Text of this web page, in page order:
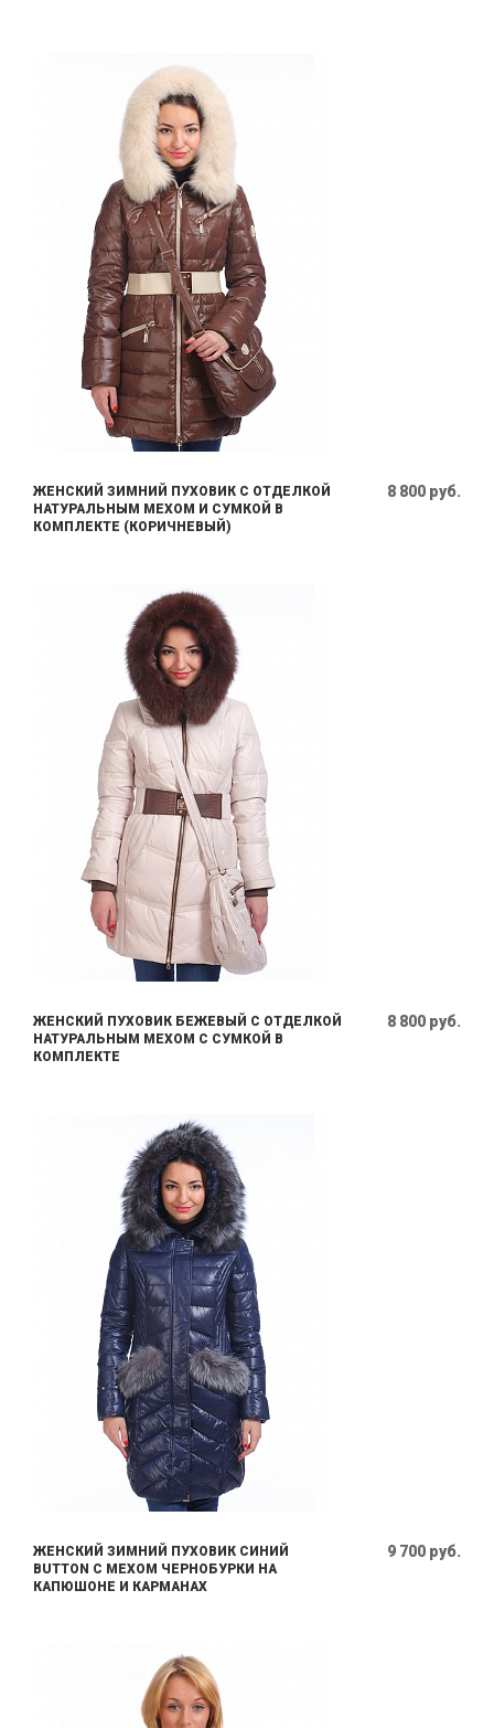
ЖЕНСКИЙ ЗИМНИЙ ПУХОВИК С ОТДЕЛКОЙ
НАТУРАЛЬНЫМ МЕХОМ И СУМКОЙ В
КОМПЛЕКТЕ (КОРИЧНЕВЫЙ)
8 800 руб.
ЖЕНСКИЙ ПУХОВИК БЕЖЕВЫЙ С ОТДЕЛКОЙ
НАТУРАЛЬНЫМ МЕХОМ С СУМКОЙ В
КОМПЛЕКТЕ
8 800 руб.
ЖЕНСКИЙ ЗИМНИЙ ПУХОВИК СИНИЙ
BUTTON С МЕХОМ ЧЕРНОБУРКИ НА
КАПЮШОНЕ И КАРМАНАХ
9 700 руб.